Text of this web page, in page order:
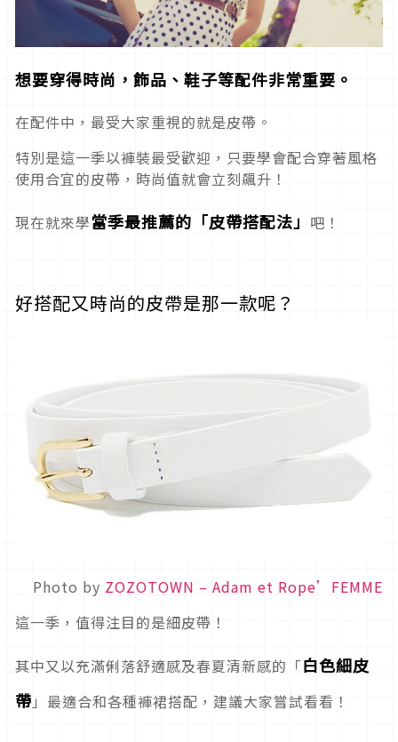
想要穿得時尚，飾品、鞋子等配件非常重要。
在配件中，最受大家重視的就是皮帶。
特別是這一季以褲裝最受歡迎，只要學會配合穿著風格
使用合宜的皮帶，時尚值就會立刻飆升！
現在就來學當季最推薦的「皮帶搭配法」 吧！
好搭配又時尚的皮帶是那一款呢？
Photo by ZOZOTOWN – Adam et Rope’FEMME
這一季，值得注目的是細皮帶！
其中又以充滿俐落舒適感及春夏清新感的「白色細皮
帶 」最適合和各種褲裙搭配，建議大家嘗試看看！